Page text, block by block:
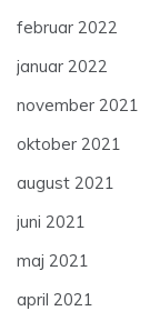
februar 2022
januar 2022
november 2021
oktober 2021
august 2021
juni 2021
maj 2021
april 2021